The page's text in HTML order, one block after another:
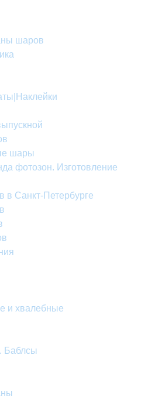
шаров
шары
фотозон. Изготовление
в Санкт-Петербурге
и хвалебные
Баблсы